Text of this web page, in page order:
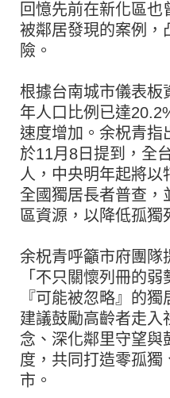
回憶先前在新化區
被鄰居發現的案例，
險。
根據台南城市儀表板
年人口比例已達
速度增加。余柷青指
於11月8日提到，全
人，中央明年起將以
全國獨居長者普查，
區資源，以降低孤獨
余柷青呼籲市府團隊
「不只關懷列冊的
『可能被忽略』的
建議鼓勵高齡者走入
念、深化鄰里守望與
度，共同打造零孤獨
市。